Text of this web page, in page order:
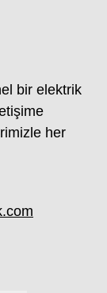
bir elektrik
her